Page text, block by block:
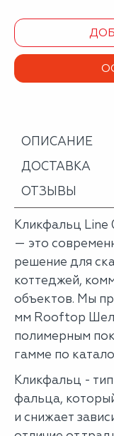
ОПИСАНИЕ
ДОСТАВКА
ОТЗЫВЫ
Кликфальц
— это
решение для
коттеджей,
объектов. Мы
мм Rooftop
полимерным
гамме по
Кликфальц -
фальца,
и снижает